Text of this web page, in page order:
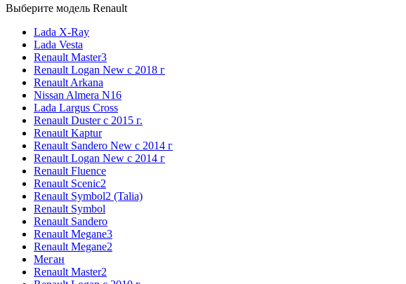
Выберите модель Renault
Lada X-Ray
Lada Vesta
Renault Master3
Renault Logan New с 2018 г
Renault Arkana
Nissan Almera N16
Lada Largus Cross
Renault Duster с 2015 г.
Renault Kaptur
Renault Sandero New с 2014 г
Renault Logan New с 2014 г
Renault Fluence
Renault Scenic2
Renault Symbol2 (Talia)
Renault Symbol
Renault Sandero
Renault Megane3
Renault Megane2
Меган
Renault Master2